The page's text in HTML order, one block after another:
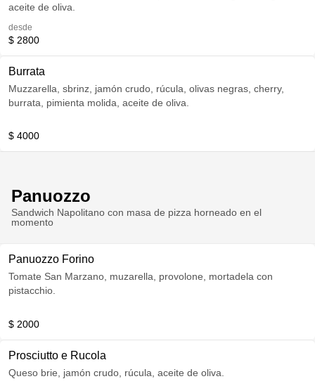
aceite de oliva.
desde
$ 2800
Burrata
Muzzarella, sbrinz, jamón crudo, rúcula, olivas negras, cherry,
burrata, pimienta molida, aceite de oliva.
$ 4000
Panuozzo
Sandwich Napolitano con masa de pizza horneado en el
momento
Panuozzo Forino
Tomate San Marzano, muzarella, provolone, mortadela con
pistacchio.
$ 2000
Prosciutto e Rucola
Queso brie, jamón crudo, rúcula, aceite de oliva.